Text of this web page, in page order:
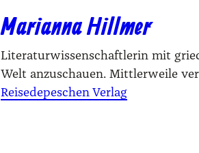
Marianna Hillmer
Literaturwissenschaftlerin mit
Welt anzuschauen. Mittlerweile
Reisedepeschen Verlag